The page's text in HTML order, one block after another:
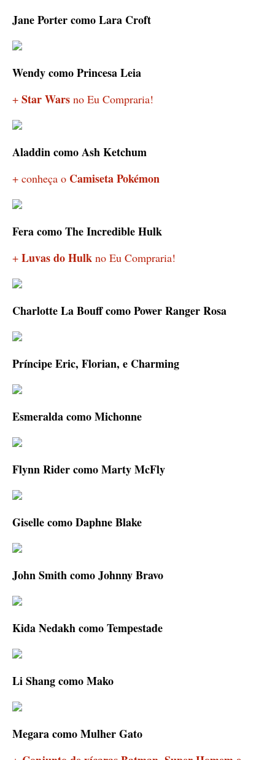
Jane Porter como Lara Croft
Wendy como Princesa Leia
+ Star Wars no Eu Compraria!
Aladdin como Ash Ketchum
+ conheça o Camiseta Pokémon
Fera como The Incredible Hulk
+ Luvas do Hulk no Eu Compraria!
Charlotte La Bouff como Power Ranger Rosa
Príncipe Eric, Florian, e Charming
Esmeralda como Michonne
Flynn Rider como Marty McFly
Giselle como Daphne Blake
John Smith como Johnny Bravo
Kida Nedakh como Tempestade
Li Shang como Mako
Megara como Mulher Gato